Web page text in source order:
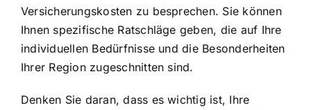
Versicherungskosten zu besprechen. Sie können
Ihnen spezifische Ratschläge geben, die auf Ihre
individuellen Bedürfnisse und die Besonderheiten
Ihrer Region zugeschnitten sind.
Denken Sie daran, dass es wichtig ist, Ihre